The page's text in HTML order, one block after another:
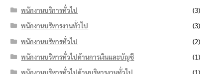
พนักงานบริการทั่วไป
(3)
พนักงานบริหารงานทั่วไป
(3)
พนักงานบริหารทั่วไป
(2)
พนักงานบริหารทั่วไปด้านการเงินและบัญชี
(1)
พนักงานบริหารทั่วไปด้านบริหารงานทั่วไป
(1)